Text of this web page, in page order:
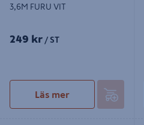
3,6M FURU VIT
249 kr / ST
Läs mer